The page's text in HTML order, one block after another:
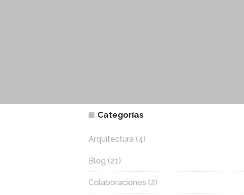
Categorías
Arquitectura (4)
Blog (21)
Colaboraciones (2)